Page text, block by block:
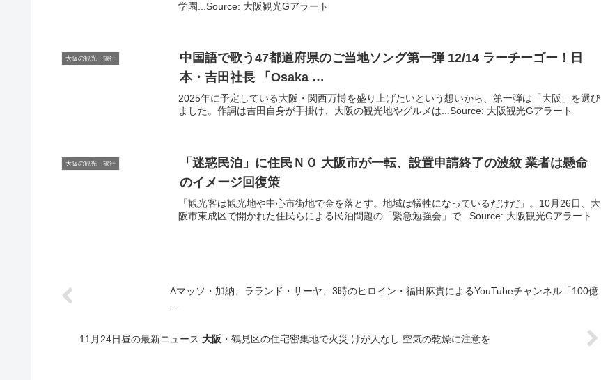
学園...Source: 大阪観光Gアラート
大阪の観光・旅行
中国語で歌う47都道府県のご当地ソング第一弾 12/14 ラーチーゴー！日
本・吉田社長 「Osaka …
2025年に予定している大阪・関西万博を盛り上げたいという想いから、第一弾は「大阪」を選び
ました。作詞は吉田自身が手掛け、大阪の観光地やグルメは...Source: 大阪観光Gアラート
大阪の観光・旅行 「迷惑民泊」に住民ＮＯ 大阪市が一転、設置申請終了の波紋 業者は懸命
のイメージ回復策
「観光客は観光地や中心市街地で金を落とす。地域は犠牲になっているだけだ」。10月26日、大
阪市東成区で開かれた住民らによる民泊問題の「緊急勉強会」で...Source: 大阪観光Gアラート
Aマッソ・加納、ラランド・サーヤ、3時のヒロイン・福田麻貴によるYouTubeチャンネル「100億
11月24日昼の最新ニュース 大阪 ・鶴見区の住宅密集地で火災 けが人なし 空気の乾燥に注意を